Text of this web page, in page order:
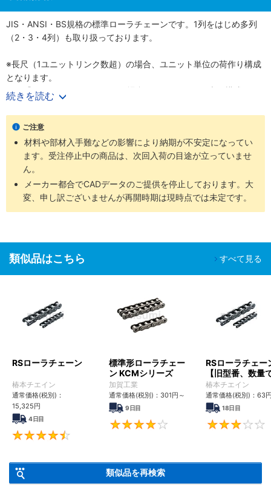
JIS・ANSI・BS規格の標準ローラチェーンです。1列をはじめ多列
（2・3・4列）も取り扱っております。
※長尺（1ユニットリンク数超）の場合、ユニット単位の荷作り構成
となります。
例）『60-1RP-1600リンク』の場合、160リンク×10本の構成とな
ります。
続きを読む
ご注意
材料や部材入手難などの影響により納期が不安定になってい
ます。受注停止中の商品は、次回入荷の目途が立っていませ
ん。
メーカー都合でCADデータのご提供を停止しております。大
変、申し訳ございませんが再開時期は現時点では未定です。
類似品はこちら すべて見る
RSローラチェーン
椿本チエイン
通常価格(税別)：
15,325円
4日目
標準形ローラチェー
ン KCMシリーズ
加賀工業
通常価格(税別)： 301円 ～
9日目
4
RSローラチェー
【旧型番、数量
ンク数指定】
椿本チエイン
通常価格(税別)： 63
18日目
類似品を再検索